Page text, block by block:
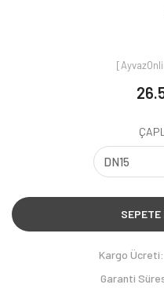
SEPETE
Kargo Ücreti:
Garanti